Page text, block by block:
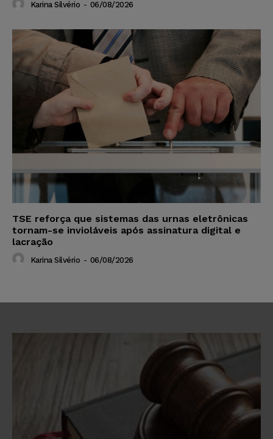
Karina Silvério - 06/08/2026
TSE reforça que sistemas das urnas eletrônicas
tornam-se invioláveis após assinatura digital e
lacração
Karina Silvério - 06/08/2026